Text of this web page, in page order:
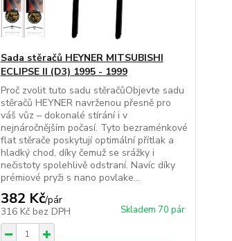
Sada stěračů HEYNER MITSUBISHI
ECLIPSE II (D3) 1995 - 1999
Proč zvolit tuto sadu stěračůObjevte sadu
stěračů HEYNER navrženou přesně pro
váš vůz – dokonalé stírání i v
nejnáročnějším počasí. Tyto bezraménkové
flat stěrače poskytují optimální přítlak a
hladký chod, díky čemuž se srážky i
nečistoty spolehlivě odstraní. Navíc díky
prémiové pryži s nano povlake...
382 Kč/pár
316 Kč bez DPH Skladem 70 pár